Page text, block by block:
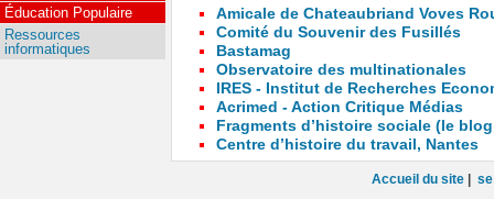
Amicale de Chateaubriand Voves
Comité du Souvenir des Fusillés
Bastamag
Observatoire des multinationales
IRES - Institut de Recherches
Acrimed - Action Critique Médias
Fragments d’histoire sociale (le
Centre d’histoire du travail, Nantes
Éducation Populaire
Ressources
informatiques
Accueil du site |